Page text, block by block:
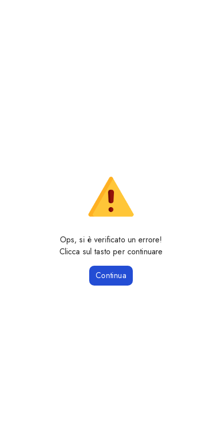
Ops, si è verificato un errore!
Clicca sul tasto per continuare
Continua